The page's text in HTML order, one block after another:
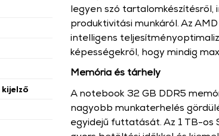
legyen szó
produktivitási munkáról. Az
intelligens
képességekről, hogy mindig
Memória és tárhely
A notebook 32 GB DDR5
nagyobb munkaterhelés
egyidejű futtatását. Az 1 TB-os